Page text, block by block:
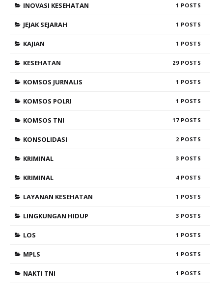
INOVASI KESEHATAN 1
JEJAK SEJARAH 1
KAJIAN 1
KESEHATAN 29
KOMSOS JURNALIS 1
KOMSOS POLRI 1
KOMSOS TNI 17
KONSOLIDASI 2
KRIMINAL 3
KRIMINAL 4
LAYANAN KESEHATAN 1
LINGKUNGAN HIDUP 3
LOS 1
MPLS 1
NAKTI TNI 1